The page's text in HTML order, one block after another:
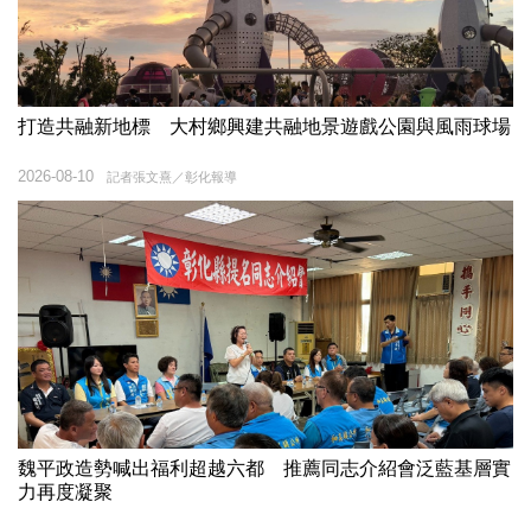
打造共融新地標 大村鄉興建共融地景遊戲公園與風雨球場
記者張文熹／彰化報導
2026-08-10
魏平政造勢喊出福利超越六都 推薦同志介紹會泛藍基層實
力再度凝聚